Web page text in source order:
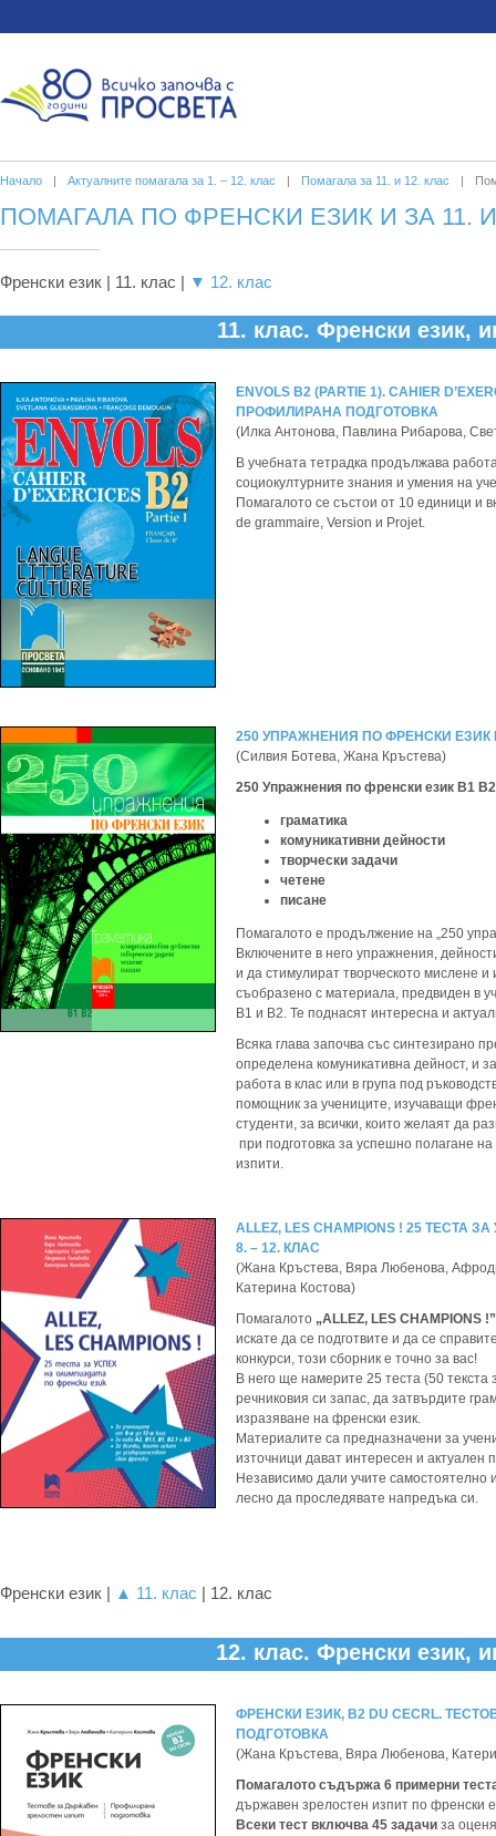
Начало | Актуалните помагала за 1. – 12. клас | Помагала за 11. и 12. клас |
ПОМАГАЛА ПО ФРЕНСКИ ЕЗИК И ЗА 11.
Френски език | 11. клас | ▼ 12. клас
11. клас. Френски език,
ЕNVOLS B2 (PARTIE 1). CAHIER
ПРОФИЛИРАНА ПОДГОТОВКА
(Илка Антонова, Павлина Рибарова,
В учебната тетрадка продължава
социокултурните знания и умения на
Помагалото се състои от 10 единици и
de grammaire, Version и Projet.
250 УПРАЖНЕНИЯ ПО ФРЕНСКИ ЕЗИК
(Силвия Ботева, Жана Кръстева)
250 Упражнения по френски език В1
граматика
комуникативни дейности
творчески задачи
четене
писане
Помагалото е продължение на „250
Включените в него упражнения,
и да стимулират творческото мислене
съобразено с материала, предвиден в
B1 и B2. Те поднасят интересна и
Всяка глава започва със синтезирано
определена комуникативна дейност, и
работа в клас или в група под
помощник за учениците, изучаващи
студенти, за всички, които желаят да
при подготовка за успешно полагане
изпити.
ALLEZ, LES CHAMPIONS ! 25
8. – 12. КЛАС
(Жана Кръстева, Вяра Любенова,
Катерина Костова)
Помагалото „ALLEZ, LES CHAMPIONS !”
искате да се подготвите и да се
конкурси, този сборник е точно за вас!
В него ще намерите 25 теста (50
речниковия си запас, да затвърдите
изразяване на френски език.
Материалите са предназначени за
източници дават интересен и актуален
Независимо дали учите самостоятелно
лесно да проследявате напредъка си.
Френски език | ▲ 11. клас | 12. клас
12. клас. Френски език,
ФРЕНСКИ ЕЗИК, B2 DU CECRL.
ПОДГОТОВКА
(Жана Кръстева, Вяра Любенова,
Помагалото съдържа 6 примерни
държавен зрелостен изпит по френски
Всеки тест включва 45 задачи за